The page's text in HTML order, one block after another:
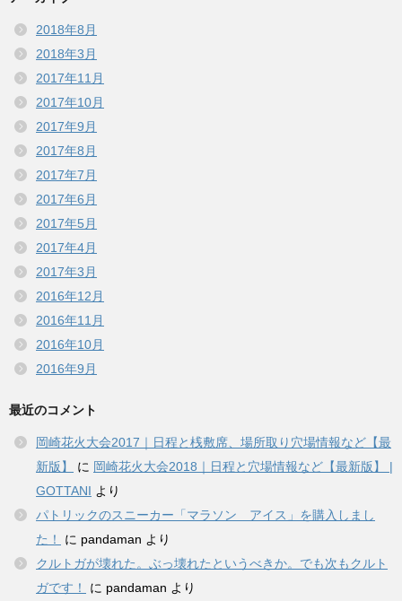
2018年8月
2018年3月
2017年11月
2017年10月
2017年9月
2017年8月
2017年7月
2017年6月
2017年5月
2017年4月
2017年3月
2016年12月
2016年11月
2016年10月
2016年9月
最近のコメント
岡崎花火大会2017｜日程と桟敷席、場所取り穴場情報など【最
新版】
に 岡崎花火大会2018｜日程と穴場情報など【最新版】 |
GOTTANI より
パトリックのスニーカー「マラソン アイス」を購入しまし
た！
に pandaman より
クルトガが壊れた。ぶっ壊れたというべきか。でも次もクルト
ガです！
に pandaman より